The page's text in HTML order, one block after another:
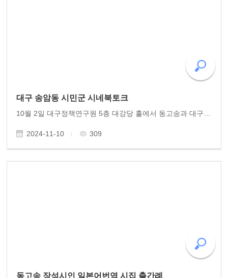
대구 송암동 시민군 시네북토크
2024-11-10 309
동고송 장석시인 일본어번역 시집 출간례